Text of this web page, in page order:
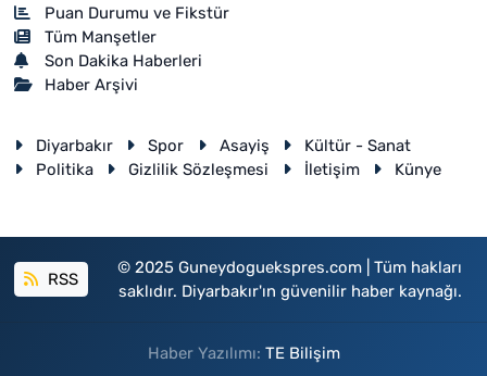
Puan Durumu ve Fikstür
Tüm Manşetler
Son Dakika Haberleri
Haber Arşivi
Diyarbakır Spor Asayiş
Kültür - Sanat
Politika
Gizlilik Sözleşmesi İletişim Künye
RSS
© 2025 Guneydoguekspres.com | Tüm hakları
saklıdır. Diyarbakır'ın güvenilir haber kaynağı.
Haber Yazılımı: TE Bilişim